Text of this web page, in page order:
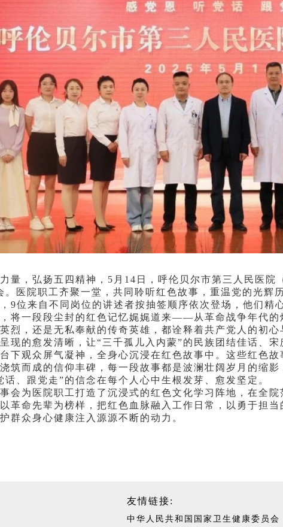
弘扬五四精神，5月14日，呼伦贝尔市第三人民医院
。医院职工齐聚一堂，共同聆听红色故事，重温党的光辉
来自不同岗位的讲述者按抽签顺序依次登场，他们精
将一段段尘封的红色记忆娓娓道来——从革命战争年代
烈，还是无私奉献的传奇英雄，都诠释着共产党人的初
现的愈发清晰，让“三千孤儿入内蒙”的民族团结佳话、
下观众屏气凝神，全身心沉浸在红色故事中。这些红色
筑而成的信仰丰碑，每一段故事都是波澜壮阔岁月的缩
话、跟党走”的信念在每个人心中生根发芽、愈发坚定。
医院职工打造了沉浸式的红色文化学习阵地，在全院
革命先辈为榜样，把红色血脉融入工作日常，以勇于担
群众身心健康注入源源不断的动力。
友情链接:
中华人民共和国国家卫生健康委员会